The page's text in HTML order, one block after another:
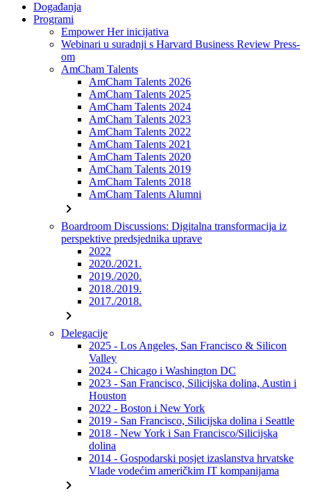
Događanja
Programi
Empower Her inicijativa
Webinari u suradnji s Harvard Business Review Press-
om
AmCham Talents
AmCham Talents 2026
AmCham Talents 2025
AmCham Talents 2024
AmCham Talents 2023
AmCham Talents 2022
AmCham Talents 2021
AmCham Talents 2020
AmCham Talents 2019
AmCham Talents 2018
AmCham Talents Alumni
chevron_right
Boardroom Discussions: Digitalna transformacija iz
perspektive predsjednika uprave
2022
2020./2021.
2019./2020.
2018./2019.
2017./2018.
chevron_right
Delegacije
2025 - Los Angeles, San Francisco & Silicon
Valley
2024 - Chicago i Washington DC
2023 - San Francisco, Silicijska dolina, Austin i
Houston
2022 - Boston i New York
2019 - San Francisco, Silicijska dolina i Seattle
2018 - New York i San Francisco/Silicijska
dolina
2014 - Gospodarski posjet izaslanstva hrvatske
Vlade vodećim američkim IT kompanijama
chevron_right